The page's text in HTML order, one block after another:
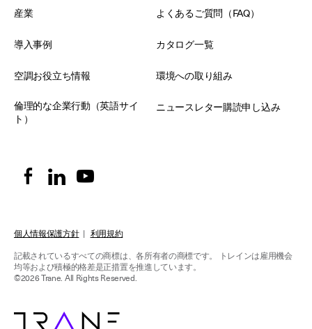
産業 よくあるご質問（FAQ）
導入事例 カタログ一覧
空調お役立ち情報 環境への取り組み
倫理的な企業行動（英語サイ
ト）
ニュースレター購読申し込み
個人情報保護方針| 利用規約
記載されているすべての商標は、各所有者の商標です。
トレインは雇用機会
均等および積極的格差是正措置を推進しています。
©2026 Trane. All Rights Reserved.